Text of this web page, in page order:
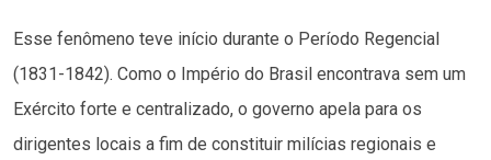
Esse fenômeno teve início durante o Período Regencial
(1831-1842). Como o Império do Brasil encontrava sem um
Exército forte e centralizado, o governo apela para os
dirigentes locais a fim de constituir milícias regionais e